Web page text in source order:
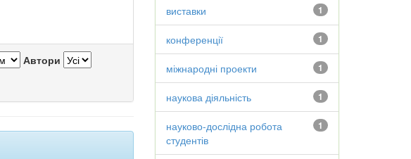
Автори
1
виставки
1
конференції
1
міжнародні проекти
1
наукова діяльність
1
науково-дослідна робота
студентів